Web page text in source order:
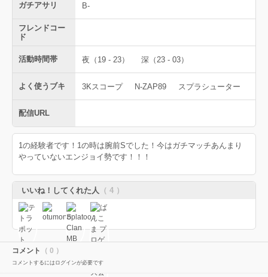
ガチアサリ B-
フレンドコー
ド
活動時間帯 夜（19 - 23） 深（23 - 03）
よく使うブキ 3Kスコープ N-ZAP89 スプラシューター
配信URL
1の経験者です！1の時は腕前Sでした！今はガチマッチあんまり
やっていないエンジョイ勢です！！！
いいね！してくれた人 （ 4 ）
コメント （ 0 ）
コメントするにはログインが必要です